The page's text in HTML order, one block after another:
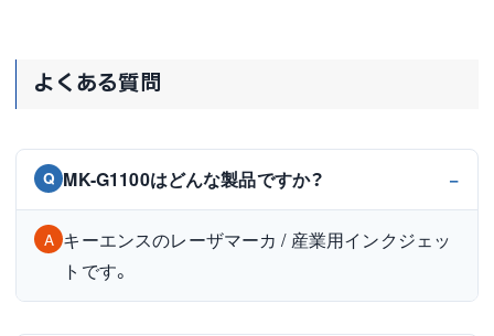
よくある質問
Q MK-G1100はどんな製品ですか？
A キーエンスのレーザマーカ / 産業用インクジェッ
トです。